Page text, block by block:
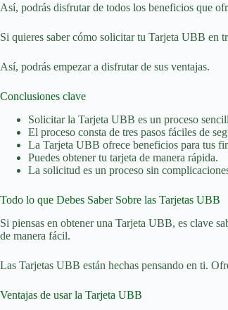
Así, podrás disfrutar de todos los beneficios que
Si quieres saber cómo solicitar tu Tarjeta UBB en
Así, podrás empezar a disfrutar de sus ventajas.
Conclusiones clave
Solicitar la Tarjeta UBB es un proceso
El proceso consta de tres pasos fáciles de
La Tarjeta UBB ofrece beneficios para tus
Puedes obtener tu tarjeta de manera rápida.
La solicitud es un proceso sin
Todo lo que Debes Saber Sobre las Tarjetas UBB
Si piensas en obtener una Tarjeta UBB, es clave
de manera fácil.
Las Tarjetas UBB están hechas pensando en ti.
Ventajas de usar la Tarjeta UBB